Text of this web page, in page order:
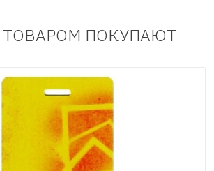
ТОВАРОМ ПОКУПАЮТ